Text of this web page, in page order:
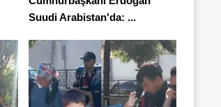
Suudi Arabistan'da: ...